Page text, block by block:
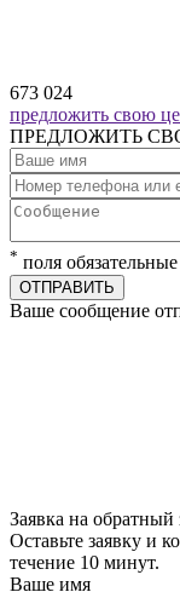
673 024
предложить свою
ПРЕДЛОЖИТЬ
* поля
ОТПРАВИТЬ
Ваше сообщение
Заявка на обратный
Оставьте заявку и
течение 10 минут.
Ваше имя